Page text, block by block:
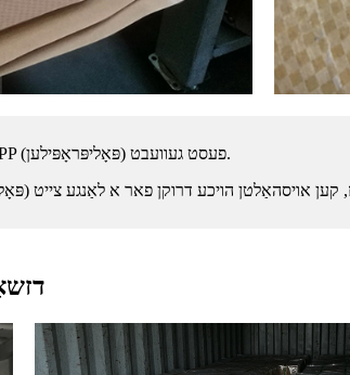
די אויסערלעכע זעקל איז אַ קאָמבינאַציע פון ​​קראַפט פּאַפּיר און PP (פּאָליפּראָפּילען) פעסט געוועבט.